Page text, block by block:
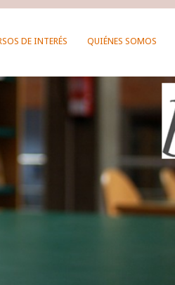
DE INTERÉS QUIÉNES SOMOS